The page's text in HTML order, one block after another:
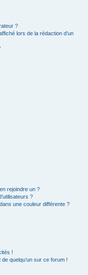
?
lors de la rédaction d’un
rejoindre un ?
?
une couleur différente ?
!
quelqu’un sur ce forum !